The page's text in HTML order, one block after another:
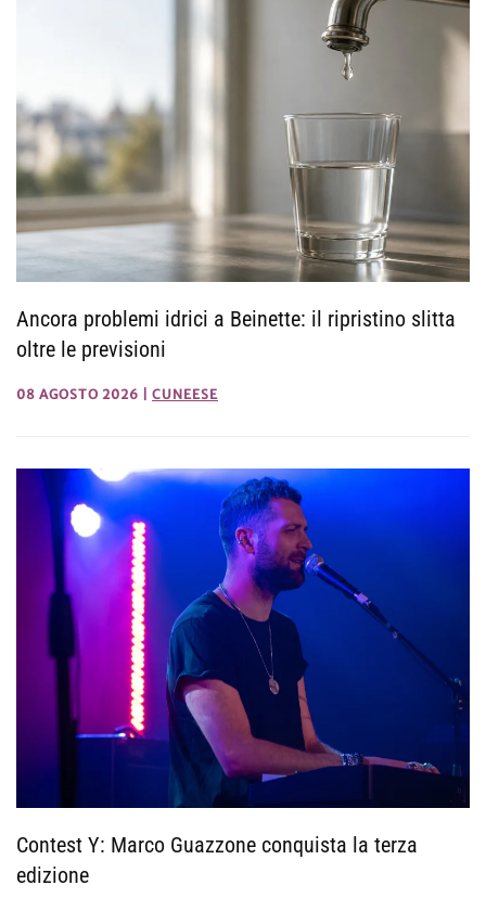
Ancora problemi idrici a Beinette: il ripristino slitta
oltre le previsioni
08 AGOSTO 2026 CUNEESE
Contest Y: Marco Guazzone conquista la terza
edizione